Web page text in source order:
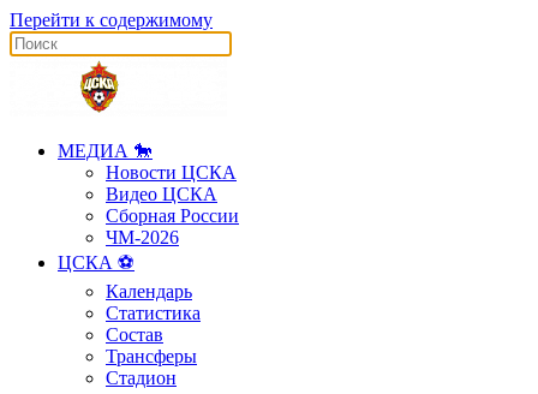
Перейти к содержимому
МЕДИА 🐎
Новости ЦСКА
Видео ЦСКА
Сборная России
ЧМ-2026
ЦСКА ⚽️
Календарь
Статистика
Состав
Трансферы
Стадион